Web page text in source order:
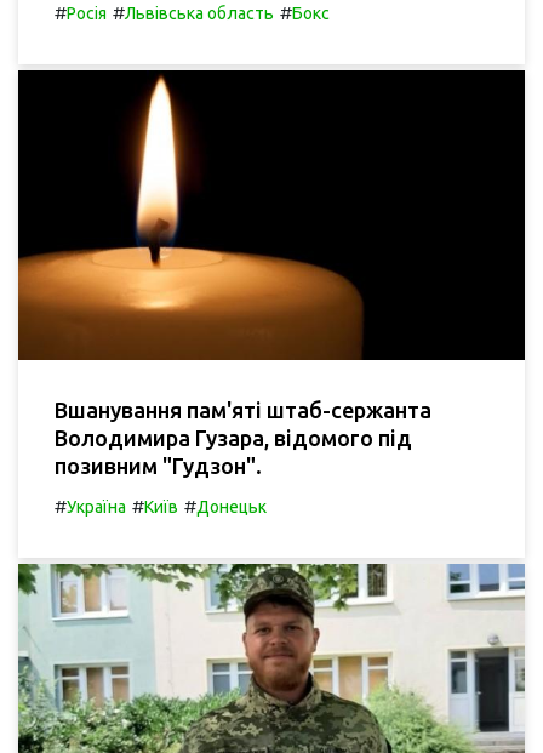
#Росія #Львівська область #Бокс
Вшанування пам'яті штаб-сержанта
Володимира Гузара, відомого під
позивним "Гудзон".
#Україна #Київ #Донецьк